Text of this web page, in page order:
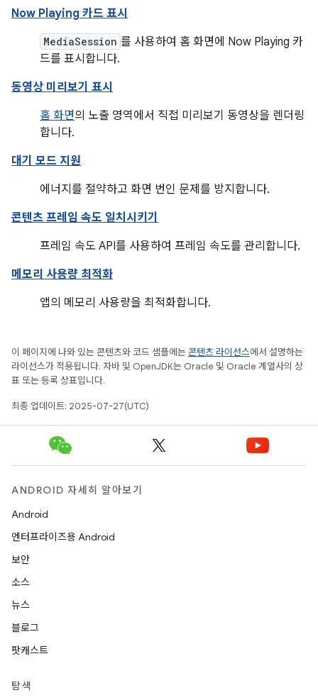
Now Playing 카드 표시
MediaSession 를 사용하여 홈 화면에 Now Playing 카
드를 표시합니다.
동영상 미리보기 표시
홈 화면의 노출 영역에서 직접 미리보기 동영상을 렌더링
합니다.
대기 모드 지원
에너지를 절약하고 화면 번인 문제를 방지합니다.
콘텐츠 프레임 속도 일치시키기
프레임 속도 API를 사용하여 프레임 속도를 관리합니다.
메모리 사용량 최적화
앱의 메모리 사용량을 최적화합니다.
이 페이지에 나와 있는 콘텐츠와 코드 샘플에는 콘텐츠 라이선스에서 설명하는
라이선스가 적용됩니다. 자바 및 OpenJDK는 Oracle 및 Oracle 계열사의 상
표 또는 등록 상표입니다.
최종 업데이트: 2025-07-27(UTC)
ANDROID 자세히 알아보기
Android
엔터프라이즈용 Android
보안
소스
뉴스
블로그
팟캐스트
탐색